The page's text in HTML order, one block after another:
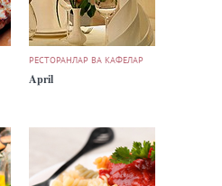
РЕСТОРАНЛАР ВА КАФЕЛАР
April